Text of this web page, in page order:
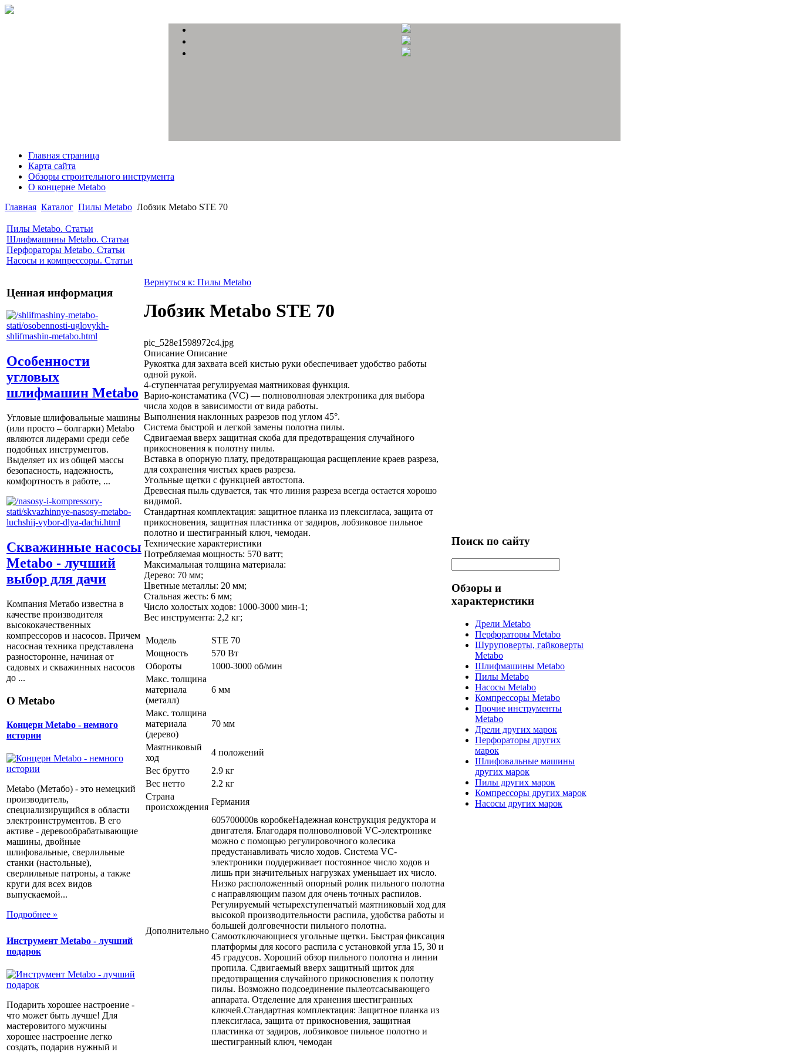
Главная страница
Карта сайта
Обзоры строительного инструмента
О концерне Metabo
Главная Каталог Пилы Metabo Лобзик Metabo STE 70
Пилы Metabo. Статьи
Шлифмашины Metabo. Статьи
Перфораторы Metabo. Статьи
Насосы и компрессоры. Статьи
Ценная информация
Особенности
угловых
шлифмашин Metabo
Угловые шлифовальные машины
(или просто – болгарки) Мetabo
являются лидерами среди себе
подобных инструментов.
Выделяет их из общей массы
безопасность, надежность,
комфортность в работе, ...
Скважинные насосы
Metabo - лучший
выбор для дачи
Компания Метабо известна в
качестве производителя
высококачественных
компрессоров и насосов. Причем
насосная техника представлена
разносторонне, начиная от
садовых и скважинных насосов
до ...
О Metabo
Концерн Metabo - немного
истории
Metabo (Метабо) - это немецкий
производитель,
специализирущийся в области
электроинструментов. В его
активе - деревообрабатывающие
машины, двойные
шлифовальные, сверлильные
станки (настольные),
сверлильные патроны, а также
круги для всех видов
выпускаемой...
Подробнее »
Инструмент Metabo - лучший
подарок
Подарить хорошее настроение -
что может быть лучше! Для
мастеровитого мужчины
хорошее настроение легко
создать, подарив нужный и
Вернуться к: Пилы Metabo
Лобзик Metabo STE 70
pic_528e1598972c4.jpg
Описание Описание
Рукоятка для захвата всей кистью руки обеспечивает удобство работы
одной рукой.
4-ступенчатая регулируемая маятниковая функция.
Варио-констаматика (VC) — полноволновая электроника для выбора
числа ходов в зависимости от вида работы.
Выполнения наклонных разрезов под углом 45°.
Система быстрой и легкой замены полотна пилы.
Сдвигаемая вверх защитная скоба для предотвращения случайного
прикосновения к полотну пилы.
Вставка в опорную плату, предотвращающая расщепление краев разреза,
для сохранения чистых краев разреза.
Угольные щетки с функцией автостопа.
Древесная пыль сдувается, так что линия разреза всегда остается хорошо
видимой.
Стандартная комплектация: защитное планка из плексигласа, защита от
прикосновения, защитная пластинка от задиров, лобзиковое пильное
полотно и шестигранный ключ, чемодан.
Технические характеристики
Потребляемая мощность: 570 ватт;
Максимальная толщина материала:
Дерево: 70 мм;
Цветные металлы: 20 мм;
Стальная жесть: 6 мм;
Число холостых ходов: 1000-3000 мин-1;
Вес инструмента: 2,2 кг;
Модель
STE 70
Мощность
570 Вт
Обороты
1000-3000 об/мин
Макс. толщина
материала
(металл)
6 мм
Макс. толщина
материала
(дерево)
70 мм
Маятниковый
ход
4 положений
Вес брутто
2.9 кг
Вес нетто
2.2 кг
Страна
происхождения
Германия
Дополнительно
605700000в коробкеНадежная конструкция редуктора и
двигателя. Благодаря полноволновой VC-электронике
можно с помощью регулировочного колесика
предустанавливать число ходов. Система VC-
электроники поддерживает постоянное число ходов и
лишь при значительных нагрузках уменьшает их число.
Низко расположенный опорный ролик пильного полотна
с направляющим пазом для очень точных распилов.
Регулируемый четырехступенчатый маятниковый ход для
высокой производительности распила, удобства работы и
большей долговечности пильного полотна.
Самоотключающиеся угольные щетки. Быстрая фиксация
платформы для косого распила с установкой угла 15, 30 и
45 градусов. Хороший обзор пильного полотна и линии
пропила. Сдвигаемый вверх защитный щиток для
предотвращения случайного прикосновения к полотну
пилы. Возможно подсоединение пылеотсасывающего
аппарата. Отделение для хранения шестигранных
ключей.Стандартная комплектация: Защитное планка из
плексигласа, защита от прикосновения, защитная
пластинка от задиров, лобзиковое пильное полотно и
шестигранный ключ, чемодан
Поиск по сайту
Обзоры и
характеристики
Дрели Metabo
Перфораторы Metabo
Шуруповерты, гайковерты
Metabo
Шлифмашины Metabo
Пилы Metabo
Насосы Metabo
Компрессоры Metabo
Прочие инструменты
Metabo
Дрели других марок
Перфораторы других
марок
Шлифовальные машины
других марок
Пилы других марок
Компрессоры других марок
Насосы других марок